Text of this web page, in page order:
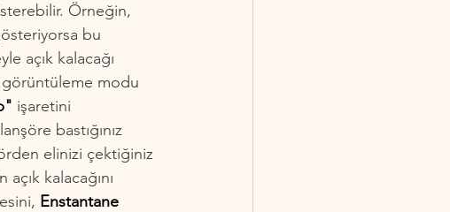
Örneğin,
bu
açık kalacağı
görüntüleme modu
işaretini
bastığınız
elinizi çektiğiniz
kalacağını
Enstantane